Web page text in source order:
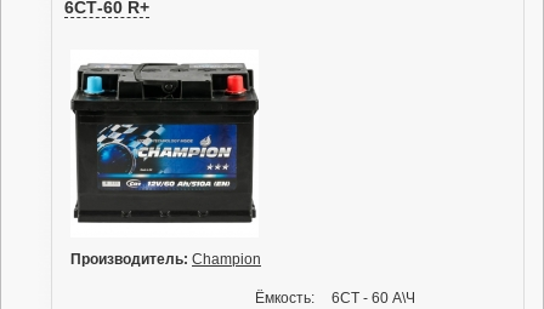
6СТ-60 R+
Производитель: Champion
Ёмкость: 6СТ - 60 А\Ч